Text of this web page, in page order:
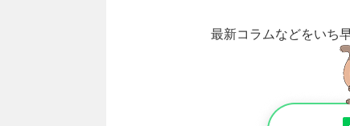
最新コラムなどをいち